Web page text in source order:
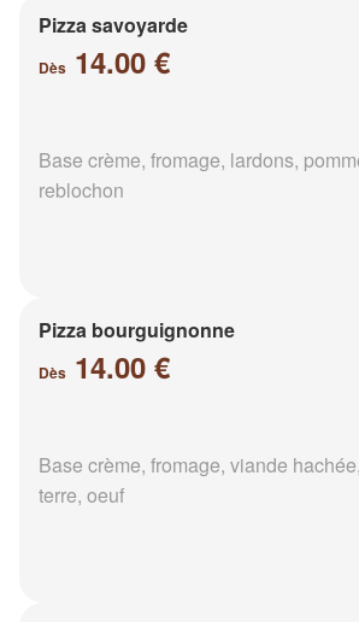
Pizza savoyarde
Dès 14.00 €
Base crème, fromage, lardons,
reblochon
Pizza bourguignonne
Dès 14.00 €
Base crème, fromage, viande
terre, oeuf